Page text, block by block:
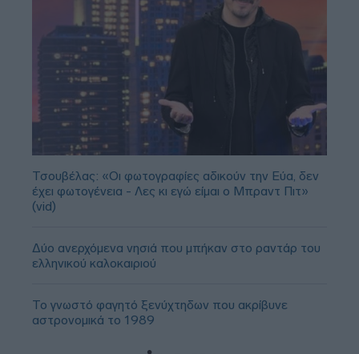
Τσουβέλας: «Οι φωτογραφίες αδικούν την Εύα, δεν
έχει φωτογένεια - Λες κι εγώ είμαι ο Μπραντ Πιτ»
(vid)
Δύο ανερχόμενα νησιά που μπήκαν στο ραντάρ του
ελληνικού καλοκαιριού
Το γνωστό φαγητό ξενύχτηδων που ακρίβυνε
αστρονομικά το 1989